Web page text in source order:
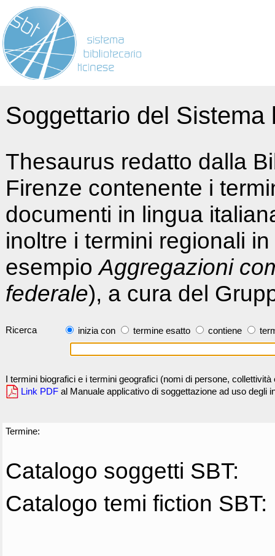
Soggettario del
Thesaurus redatto dalla
Firenze contenente i
documenti in lingua
inoltre i termini regionali
esempioAggregazioni
federale), a cura del
Ricerca inizia con termine esatto contiene
I termini biografici e i termini geografici (nomi di persone,
Link PDF al Manuale applicativo di soggettazione ad uso degli
Termine:
Catalogo soggetti SBT:
Catalogo temi fiction SBT: